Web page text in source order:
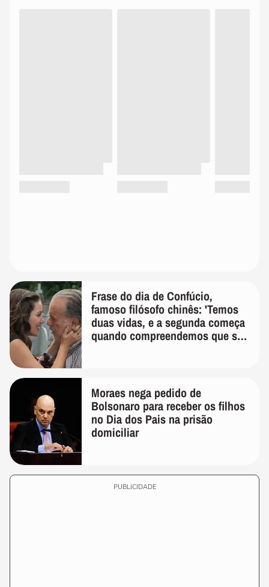
Frase do dia de Confúcio,
famoso filósofo chinês: 'Temos
duas vidas, e a segunda começa
quando compreendemos que só
Moraes nega pedido de
Bolsonaro para receber os filhos
no Dia dos Pais na prisão
domiciliar
PUBLICIDADE